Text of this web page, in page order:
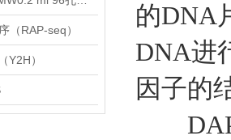
（RAP-seq）
Y2H）
的DNA
DNA进
因子的
DAP-